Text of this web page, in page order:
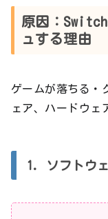
原因：
ュする理由
ゲームが落ちる・
ェア、ハードウェ
1. ソフトウ